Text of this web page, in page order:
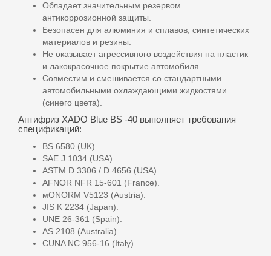
Обладает значительным резервом
антикоррозионной защиты.
Безопасен для алюминия и сплавов, синтетических
материалов и резины.
Не оказывает агрессивного воздействия на пластик
и лакокрасочное покрытие автомобиля.
Совместим и смешивается со стандартными
автомобильными охлаждающими жидкостями
(синего цвета).
Антифриз XADO Blue BS -40 выполняет требования
спецификаций:
BS 6580 (UK).
SAE J 1034 (USA).
ASTM D 3306 / D 4656 (USA).
AFNOR NFR 15-601 (France).
мONORM V5123 (Austria).
JIS K 2234 (Japan).
UNE 26-361 (Spain).
AS 2108 (Australia).
CUNA NC 956-16 (Italy).